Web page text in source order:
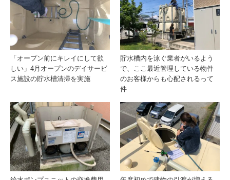
「オープン前にキレイにして欲
しい」4月オープンのデイサービ
ス施設の貯水槽清掃を実施
貯水槽内を泳ぐ業者がいるよう
で、ここ最近管理している物件
のお客様からも心配されるって
件